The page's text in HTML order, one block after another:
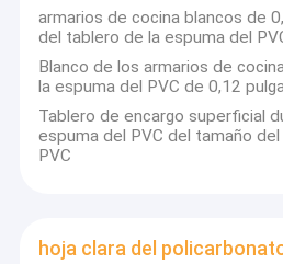
armarios de cocina blancos de
del tablero de la espuma del
Blanco de los armarios de
la espuma del PVC de 0,12
Tablero de encargo superficial
espuma del PVC del tamaño
PVC
hoja clara del